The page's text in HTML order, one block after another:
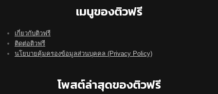
เมนูของติวฟรี
เกี่ยวกับติวฟรี
ติดต่อติวฟรี
นโยบายคุ้มครองข้อมูลส่วนบุคคล (Privacy Policy)
โพสต์ล่าสุดของติวฟรี